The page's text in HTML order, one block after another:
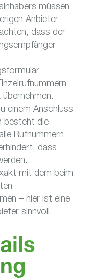
müssen
Anbieter
dass der
einem Anschluss
besteht die
Rufnummern
dass
mit dem beim
– hier ist eine
sinnvoll.